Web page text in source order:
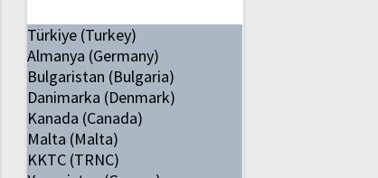
Türkiye (Turkey)
Almanya (Germany)
Bulgaristan (Bulgaria)
Danimarka (Denmark)
Kanada (Canada)
Malta (Malta)
KKTC (TRNC)